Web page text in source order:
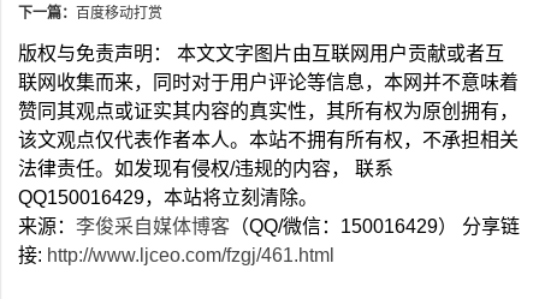
下一篇：
百度移动打赏
版权与免责声明： 本文文字图片由互联网用户贡献或者互
联网收集而来，同时对于用户评论等信息，本网并不意味着
赞同其观点或证实其内容的真实性，其所有权为原创拥有，
该文观点仅代表作者本人。本站不拥有所有权，不承担相关
法律责任。如发现有侵权/违规的内容， 联系
QQ150016429，本站将立刻清除。
来源： 李俊采自媒体博客 （QQ/微信：150016429） 分享链
接: http://www.ljceo.com/fzgj/461.html